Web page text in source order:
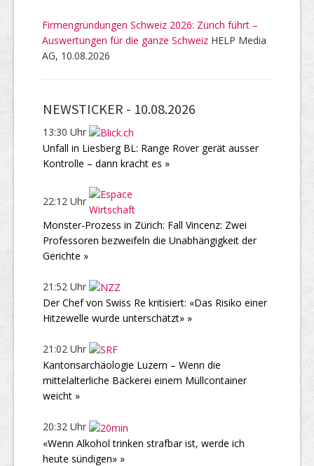
Firmengründungen Schweiz 2026: Zürich führt –
Auswertungen für die ganze Schweiz HELP Media
AG, 10.08.2026
NEWSTICKER - 10.08.2026
13:30 Uhr
Unfall in Liesberg BL: Range Rover gerät ausser
Kontrolle – dann kracht es »
22:12 Uhr
Monster-Prozess in Zürich: Fall Vincenz: Zwei
Professoren bezweifeln die Unabhängigkeit der
Gerichte »
21:52 Uhr
Der Chef von Swiss Re kritisiert: «Das Risiko einer
Hitzewelle wurde unterschätzt» »
21:02 Uhr
Kantonsarchäologie Luzern – Wenn die
mittelalterliche Bäckerei einem Müllcontainer
weicht »
20:32 Uhr
«Wenn Alkohol trinken strafbar ist, werde ich
heute sündigen» »